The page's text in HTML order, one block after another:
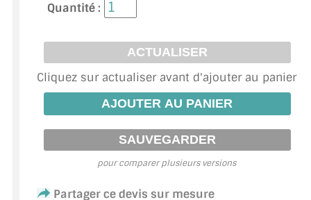
DALLE DE SOL EN VERRE
PORTE EN VERRE
GARDE CORPS EN VERRE
VERRIÈRE TYPE ATELIER
VERRES TEXTURÉS
PLEXIGLAS PMMA
Quantité :
Cliquez sur actualiser avant d'ajouter au panier
pour comparer plusieurs versions
Partager ce devis sur mesure